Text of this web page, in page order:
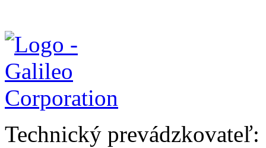
Technický prevádzkovateľ: